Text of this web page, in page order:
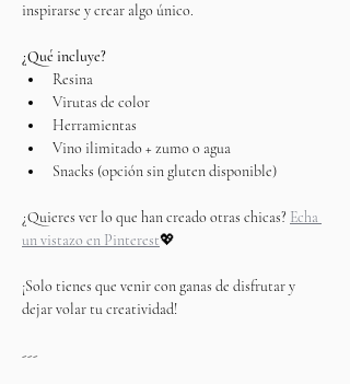
inspirarse y crear algo único.
¿Qué incluye?
Resina
Virutas de color
Herramientas
Vino ilimitado + zumo o agua
Snacks (opción sin gluten disponible)
¿Quieres ver lo que han creado otras chicas? Echa
un vistazo en Pinterest💖
¡Solo tienes que venir con ganas de disfrutar y
dejar volar tu creatividad!
---